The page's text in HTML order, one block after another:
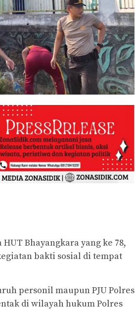
Bhayangkara yang ke 78,
bakti sosial di tempat
personil maupun PJU Polres
di wilayah hukum Polres